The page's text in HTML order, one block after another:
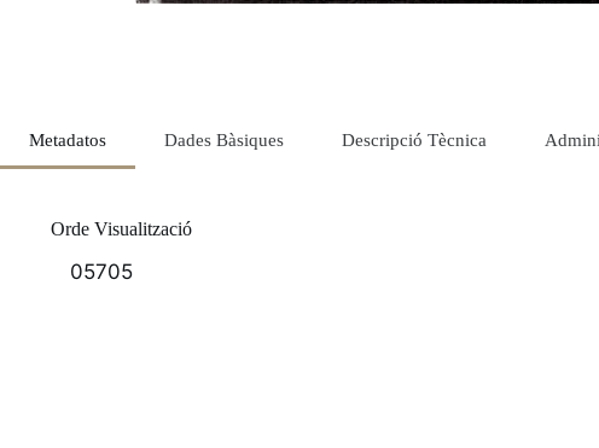
Metadatos
Orde Visualització
05705
Dades Bàsiques Descripció Tècnica